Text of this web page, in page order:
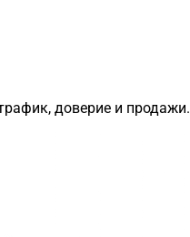
доверие и продажи.